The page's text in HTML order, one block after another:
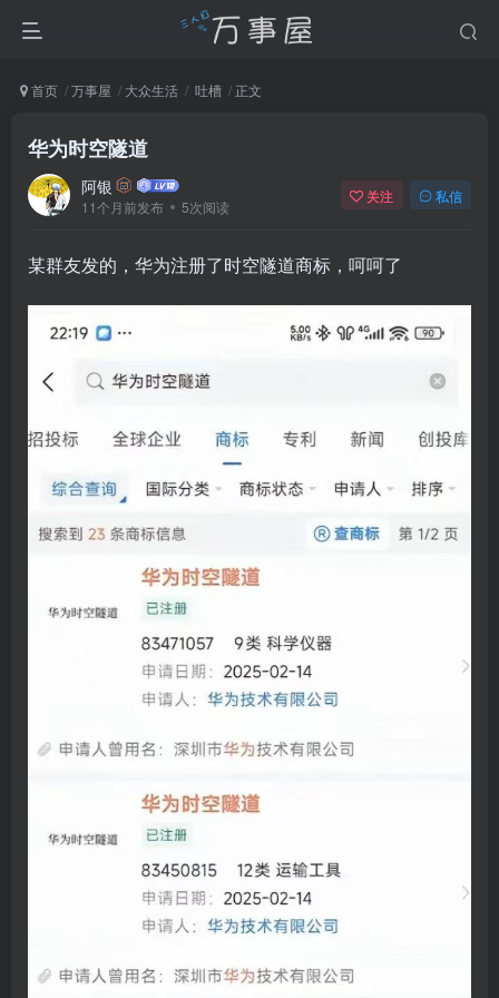
首页 万事屋 大众生活 吐槽 正文
华为时空隧道
阿银
11个月前发布 5次阅读
关注 私信
某群友发的，华为注册了时空隧道商标，呵呵了